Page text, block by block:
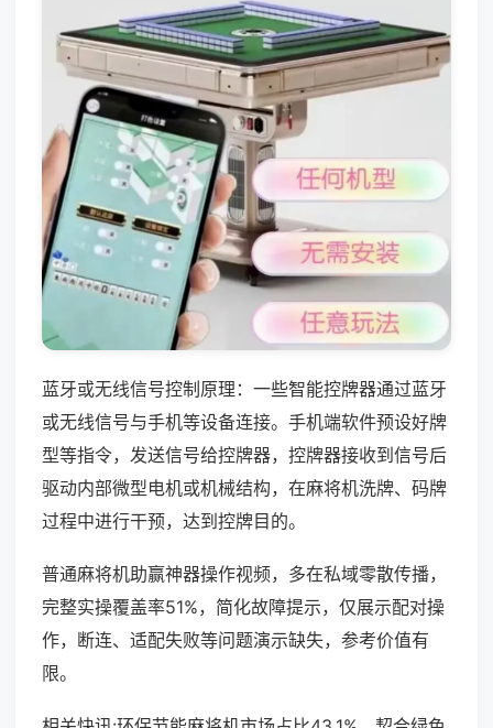
蓝牙或无线信号控制原理：一些智能控牌器通过蓝牙
或无线信号与手机等设备连接。手机端软件预设好牌
型等指令，发送信号给控牌器，控牌器接收到信号后
驱动内部微型电机或机械结构，在麻将机洗牌、码牌
过程中进行干预，达到控牌目的。
普通麻将机助赢神器操作视频，多在私域零散传播，
完整实操覆盖率51%，简化故障提示，仅展示配对操
作，断连、适配失败等问题演示缺失，参考价值有
限。